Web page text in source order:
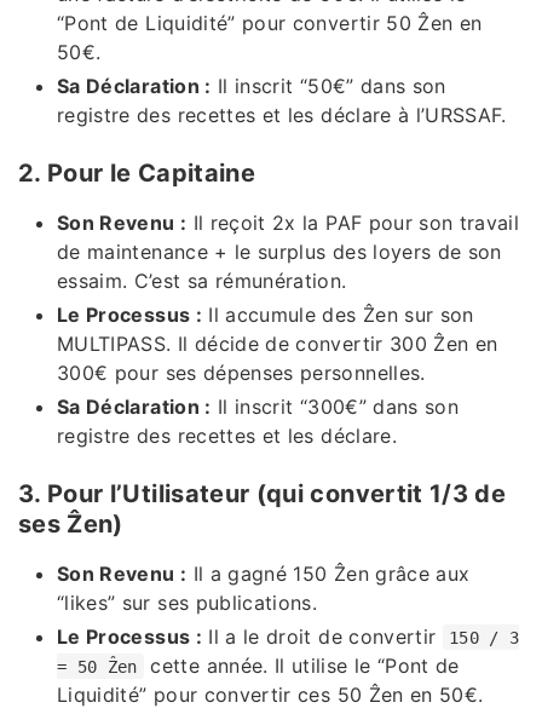
“Pont de Liquidité” pour convertir 50 Ẑen en
50€.
Sa Déclaration : Il inscrit “50€” dans son
registre des recettes et les déclare à l’URSSAF.
2. Pour le Capitaine
Son Revenu : Il reçoit 2x la PAF pour son travail
de maintenance + le surplus des loyers de son
essaim. C’est sa rémunération.
Le Processus : Il accumule des Ẑen sur son
MULTIPASS. Il décide de convertir 300 Ẑen en
300€ pour ses dépenses personnelles.
Sa Déclaration : Il inscrit “300€” dans son
registre des recettes et les déclare.
3. Pour l’Utilisateur (qui convertit 1/3 de
ses Ẑen)
Son Revenu : Il a gagné 150 Ẑen grâce aux
“likes” sur ses publications.
Le Processus : Il a le droit de convertir
150 / 3
= 50 Ẑen
cette année. Il utilise le “Pont de
Liquidité” pour convertir ces 50 Ẑen en 50€.